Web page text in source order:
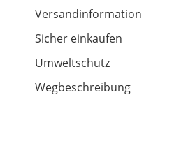
Versandinformation
Sicher einkaufen
Umweltschutz
Wegbeschreibung